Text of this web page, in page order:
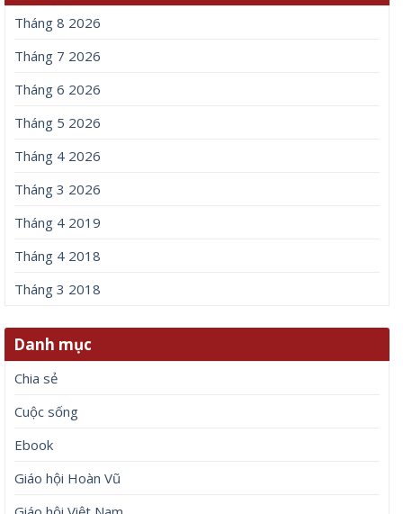
Tháng 8 2026
Tháng 7 2026
Tháng 6 2026
Tháng 5 2026
Tháng 4 2026
Tháng 3 2026
Tháng 4 2019
Tháng 4 2018
Tháng 3 2018
Danh mục
Chia sẻ
Cuộc sống
Ebook
Giáo hội Hoàn Vũ